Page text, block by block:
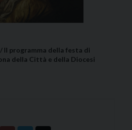
/ Il programma della festa di
della Città e della Diocesi